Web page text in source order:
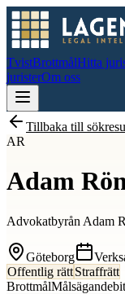
TvistBrottmålHitta
juristerOm oss
Tillbaka till
AR
Adam
Advokatbyrån Adam
Göteborg
Offentlig rättStraffrätt
Brottmål